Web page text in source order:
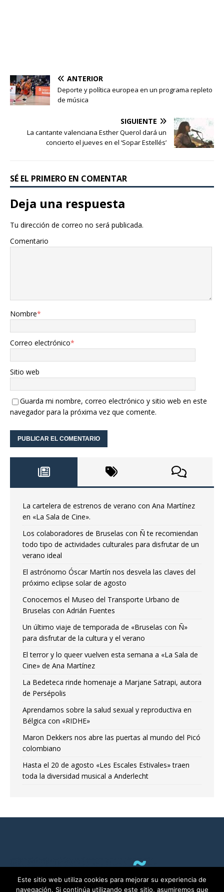
ANTERIOR
Deporte y política europea en un programa repleto
de música
SIGUIENTE
La cantante valenciana Esther Querol dará un
concierto el jueves en el ‘Sopar Estellés’
SÉ EL PRIMERO EN COMENTAR
Deja una respuesta
Tu dirección de correo no será publicada.
Comentario
Nombre*
Correo electrónico*
Sitio web
Guarda mi nombre, correo electrónico y sitio web en este
navegador para la próxima vez que comente.
La cartelera de estrenos de verano con Ana Martínez
en «La Sala de Cine».
Los colaboradores de Bruselas con Ñ te recomiendan
todo tipo de actividades culturales para disfrutar de un
verano ideal
El astrónomo Óscar Martín nos desvela las claves del
próximo eclipse solar de agosto
Conocemos el Museo del Transporte Urbano de
Bruselas con Adrián Fuentes
Un último viaje de temporada de «Bruselas con Ñ»
para disfrutar de la cultura y el verano
El terror y lo queer vuelven esta semana a «La Sala de
Cine» de Ana Martínez
La Bedeteca rinde homenaje a Marjane Satrapi, autora
de Persépolis
Aprendamos sobre la salud sexual y reproductiva en
Bélgica con «RIDHE»
Maron Dekkers nos abre las puertas al mundo del Picó
colombiano
Hasta el 20 de agosto «Les Escales Estivales» traen
toda la diversidad musical a Anderlecht
Este sitio web utiliza cookies para mejorar su experiencia de
navegación. Si continúa utilizando este sitio, asumiremos que